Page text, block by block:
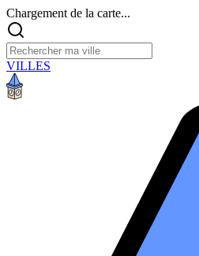
Chargement de la carte...
VILLES